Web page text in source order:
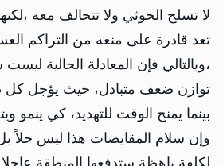
لا تسلح الحوثي ولا تتحالف معه
تعد قادرة على منعه من التراكم
،وبالتالي فإن المعادلة الحالية
توازن ضعف متبادل، حيث يؤجل كل
بينما يمنح الوقت للتهديد، كي ينمو
وإن سلام المقايضات هذا ليس حلاً